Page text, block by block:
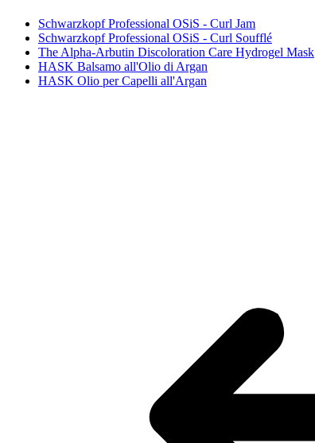
Schwarzkopf Professional OSiS - Curl Jam
Schwarzkopf Professional OSiS - Curl Soufflé
The Alpha-Arbutin Discoloration Care Hydrogel Mask
HASK Balsamo all'Olio di Argan
HASK Olio per Capelli all'Argan